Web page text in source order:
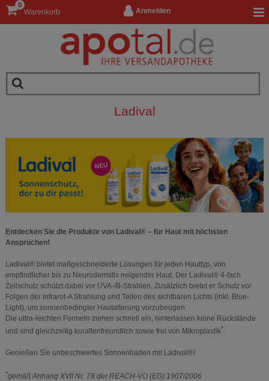
Anmelden
Warenkorb
0
Ladival
Entdecken Sie die Produkte von Ladival® – für Haut mit höchsten
Ansprüchen!
Ladival® bietet maßgeschneiderte Lösungen für jeden Hauttyp, von
empfindlicher bis zu Neurodermitis neigender Haut. Der Ladival® 4-fach
Zellschutz schützt dabei vor UVA-/B-Strahlen. Zusätzlich bietet er Schutz vor
Folgen der Infrarot-A Strahlung und Teilen des sichtbaren Lichts (inkl. Blue-
Light), um sonnenbedingter Hautalterung vorzubeugen.
Die ultra-leichten Formeln ziehen schnell ein, hinterlassen keine Rückstände
und sind gleichzeitig korallenfreundlich sowie frei von Mikroplastik*
Genießen Sie unbeschwertes Sonnenbaden mit Ladival®!
*gemäß Anhang XVII Nr. 78 der REACH-VO (EG) 1907/2006